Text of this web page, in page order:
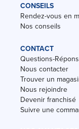
CONSEILS
Rendez-vous en
Nos conseils
CONTACT
Questions-
Nous contacter
Trouver un
Nous rejoindre
Devenir franchisé
Suivre une